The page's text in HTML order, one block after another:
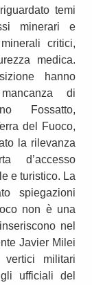
temi
minerari e
critici,
medica.
hanno
di
Fossatto,
del Fuoco,
la rilevanza
d’accesso
e turistico. La
spiegazioni
non è una
nel
Javier Milei
militari
ufficiali del